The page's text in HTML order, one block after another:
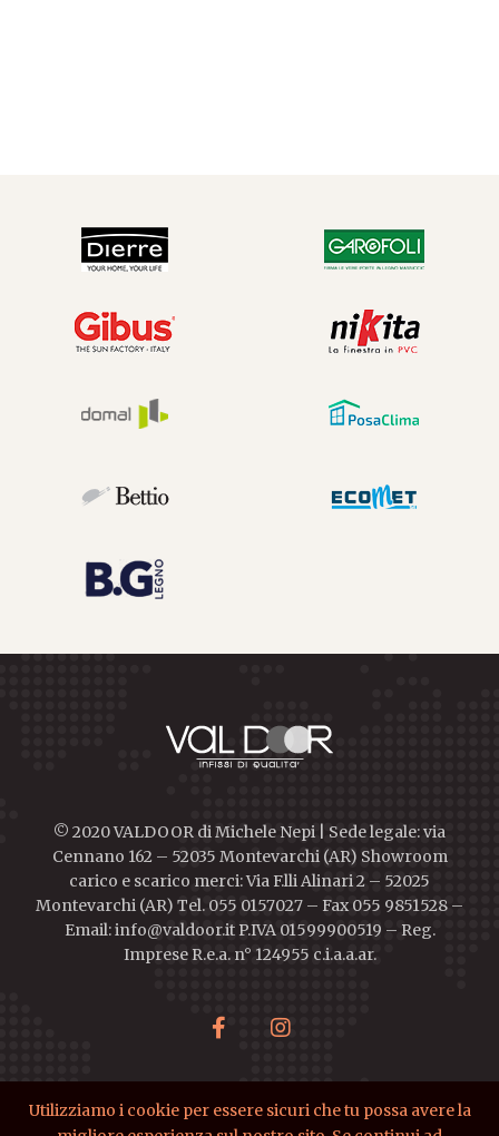
© 2020 VALDOOR di Michele Nepi | Sede legale: via
Cennano 162 – 52035 Montevarchi (AR) Showroom
carico e scarico merci: Via F.lli Alinari 2 – 52025
Montevarchi (AR) Tel. 055 0157027 – Fax 055 9851528 –
Email: info@valdoor.it P.IVA 01599900519 – Reg.
Imprese R.e.a. n° 124955 c.i.a.a.ar.
Utilizziamo i cookie per essere sicuri che tu possa avere la